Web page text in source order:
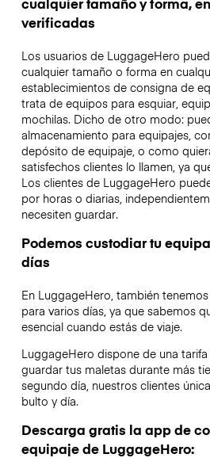
verificadas
Los usuarios de LuggageHero
cualquier tamaño o forma en
establecimientos de consigna de
trata de equipos para esquiar,
mochilas. Dicho de otro modo:
almacenamiento para equipajes,
depósito de equipaje, o como
satisfechos clientes lo llamen, ya
Los clientes de LuggageHero
por horas o diarias,
necesiten guardar.
Podemos custodiar tu
días
En LuggageHero, también
para varios días, ya que sabemos
esencial cuando estás de viaje.
LuggageHero dispone de una
guardar tus maletas durante más
segundo día, nuestros clientes
bulto y día.
Descarga gratis la app de
equipaje de LuggageHero: